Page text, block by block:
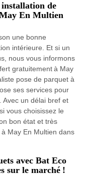
installation de
En Multien
une bonne
intérieure. Et si un
nous vous informons
gratuitement à May
pose de parquet à
ses services pour
Avec un délai bref et
vous choisissez le
bon état et très
May En Multien dans
avec Bat Eco
sur le marché !